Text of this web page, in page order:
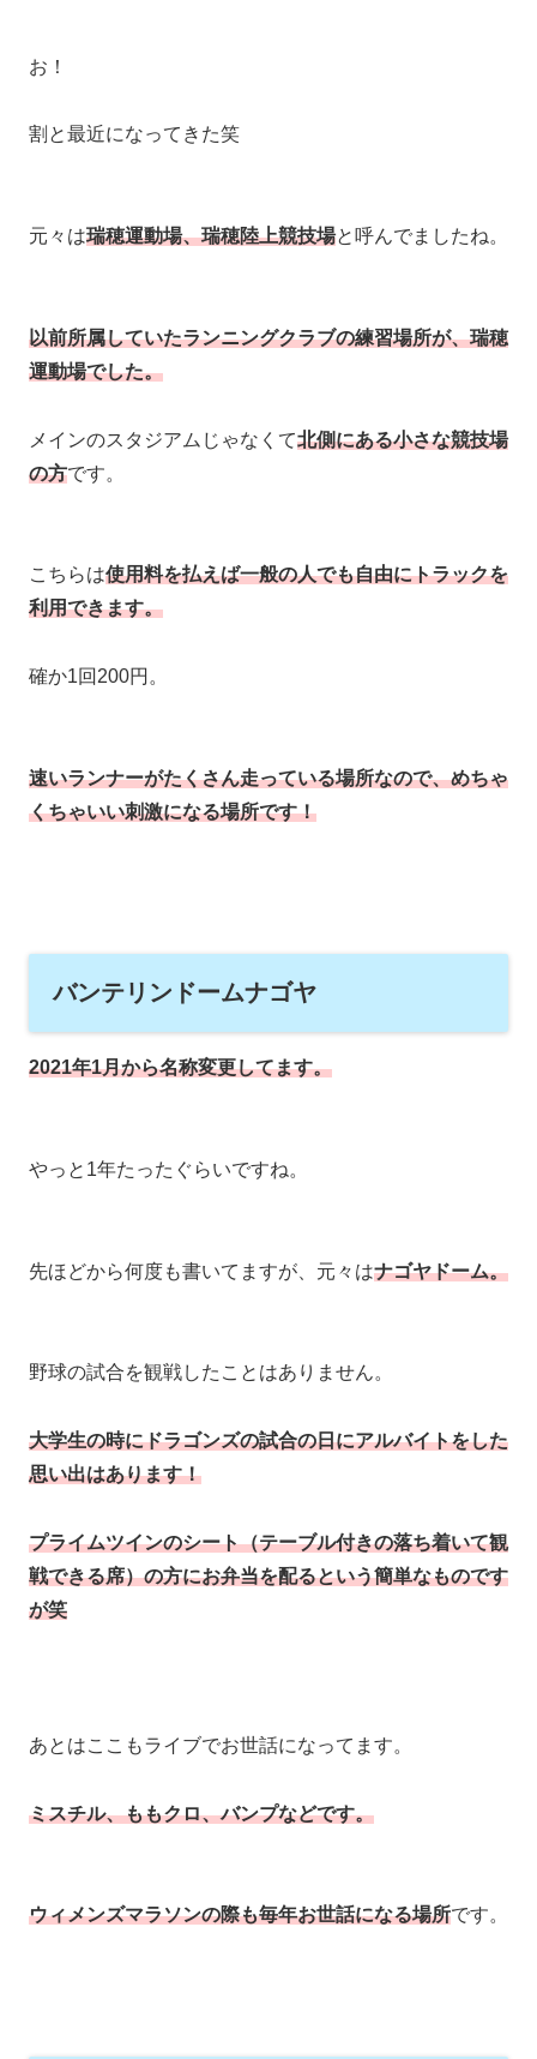
お！
割と最近になってきた笑
元々は瑞穂運動場、瑞穂陸上競技場と呼んでましたね。
以前所属していたランニングクラブの練習場所が、瑞穂
運動場でした。
メインのスタジアムじゃなくて北側にある小さな競技場
の方です。
こちらは使用料を払えば一般の人でも自由にトラックを
利用できます。
確か1回200円。
速いランナーがたくさん走っている場所なので、めちゃ
くちゃいい刺激になる場所です！
バンテリンドームナゴヤ
2021年1月から名称変更してます。
やっと1年たったぐらいですね。
先ほどから何度も書いてますが、元々はナゴヤドーム。
野球の試合を観戦したことはありません。
大学生の時にドラゴンズの試合の日にアルバイトをした
思い出はあります！
プライムツインのシート（テーブル付きの落ち着いて観
戦できる席）の方にお弁当を配るという簡単なものです
が笑
あとはここもライブでお世話になってます。
ミスチル、ももクロ、バンプなどです。
ウィメンズマラソンの際も毎年お世話になる場所です。